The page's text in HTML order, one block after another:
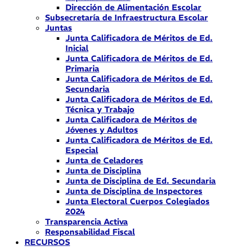
Dirección de Alimentación Escolar
Subsecretaría de Infraestructura Escolar
Juntas
Junta Calificadora de Méritos de Ed.
Inicial
Junta Calificadora de Méritos de Ed.
Primaria
Junta Calificadora de Méritos de Ed.
Secundaria
Junta Calificadora de Méritos de Ed.
Técnica y Trabajo
Junta Calificadora de Méritos de
Jóvenes y Adultos
Junta Calificadora de Méritos de Ed.
Especial
Junta de Celadores
Junta de Disciplina
Junta de Disciplina de Ed. Secundaria
Junta de Disciplina de Inspectores
Junta Electoral Cuerpos Colegiados
2024
Transparencia Activa
Responsabilidad Fiscal
RECURSOS